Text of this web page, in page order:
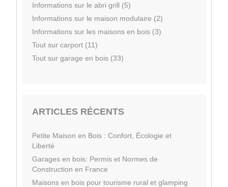
Informations sur le abri grill (5)
Informations sur le maison modulaire (2)
Informations sur les maisons en bois (3)
Tout sur carport (11)
Tout sur garage en bois (33)
ARTICLES RÉCENTS
Petite Maison en Bois : Confort, Écologie et
Liberté
Garages en bois: Permis et Normes de
Construction en France
Maisons en bois pour tourisme rural et glamping